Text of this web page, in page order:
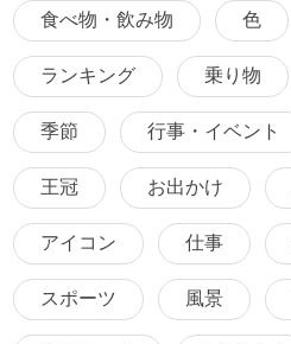
食べ物・飲み物 色
ランキング 乗り物
季節 行事・イベント
王冠 お出かけ
アイコン 仕事
スポーツ 風景